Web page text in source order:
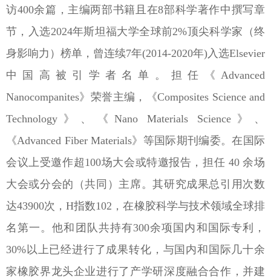
访400余篇，主编两部书籍且在8部科学著作中撰写章
节，入选2024年斯坦福大学全球前2%顶尖科学家（终
身影响力）榜单，曾连续7年(2014-2020年) 入选Elsevier
中国高被引学者名单。担任《 Advanced
Nanocompanites》荣誉主编，《Composites Science and
Technology 》、《 Nano Materials Science 》、
《Advanced Fiber Materials》等国际期刊编委。在国际
会议上受邀作超100场大会或特邀报告，担任 40余场
大会或分会的（共同）主席。其研究成果总引用次数
达43900次，H指数102 ，在橡胶科学与技术领域全球排
名第一。他和团队共持有300余项国内和国际专利，
30% 以上已经进行了成果转化，与国内和国际几十余
家橡胶界龙头企业进行了产学研深度融合合作，并建